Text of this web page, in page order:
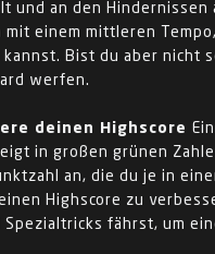
und an den Hindernissen
mit einem mittleren
kannst. Bist du aber nicht
werfen.
deinen Highscore
in großen grünen
an, die du je in
Highscore zu
Spezialtricks fährst, um